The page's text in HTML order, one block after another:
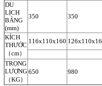
DU
LỊCH
BẢNG
(mm)
350 350
KÍCH
THƯỚC
（cm）
116x110x160
TRỌNG
LƯỢNG
（KG）
650 980